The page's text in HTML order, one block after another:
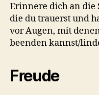
Erinnere dich an die
die du trauerst und
vor Augen, mit
beenden kannst/
Freude